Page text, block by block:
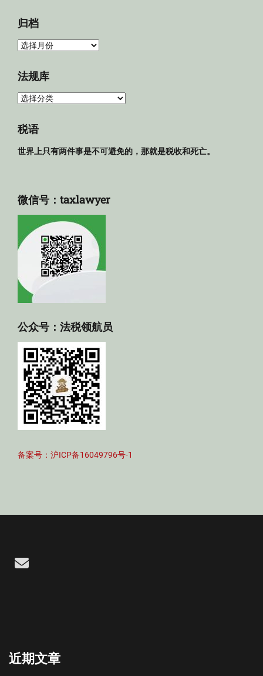
归档
归
法规库
法
库
税语
世界上只有两件事是不可避免的，那就是税收和死亡。
微信号：taxlawyer
公众号：法税领航员
备案号：沪ICP备16049796号-1
Email
近期文章